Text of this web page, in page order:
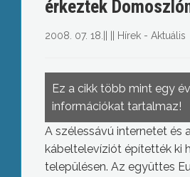
érkeztek
2008. 07. 18. Hírek - Aktuális
Ez a cikk több mint egy
információkat tartalmaz!
A szélessávú internetet és
kábeltelevíziót építették ki
településen. Az együttes